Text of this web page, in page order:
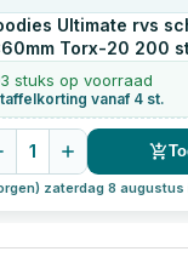
Ultimate rvs
Torx-20 200
3 stuks op voorraad
vanaf 4 st.
1
zaterdag 8 augustus